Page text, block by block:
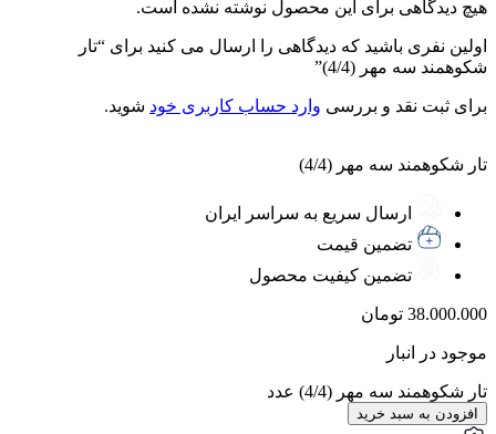
هیچ دیدگاهی برای این محصول نوشته نشده است.
اولین نفری باشید که دیدگاهی را ارسال می کنید برای “تار
شکوهمند سه مهر (4/4)”
برای ثبت نقد و بررسی وارد حساب کاربری خود شوید.
تار شکوهمند سه مهر (4/4)
ارسال سریع به سراسر ایران
تضمین قیمت
تضمین کیفیت محصول
38.000.000 تومان
موجود در انبار
تار شکوهمند سه مهر (4/4) عدد
افزودن به سبد خرید